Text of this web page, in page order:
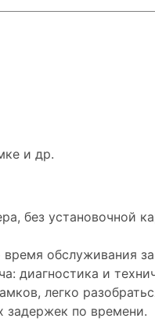
и др.
без установочной
обслуживания
диагностика и
легко
задержек по времени.